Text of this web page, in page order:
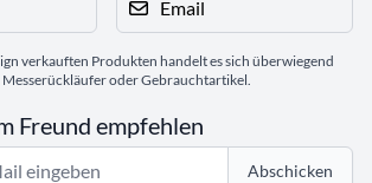
Email
verkauften Produkten handelt es sich überwiegend
oder Gebrauchtartikel.
Freund empfehlen
Abschicken